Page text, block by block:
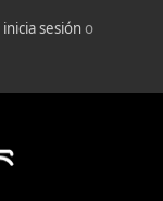
inicia sesióno